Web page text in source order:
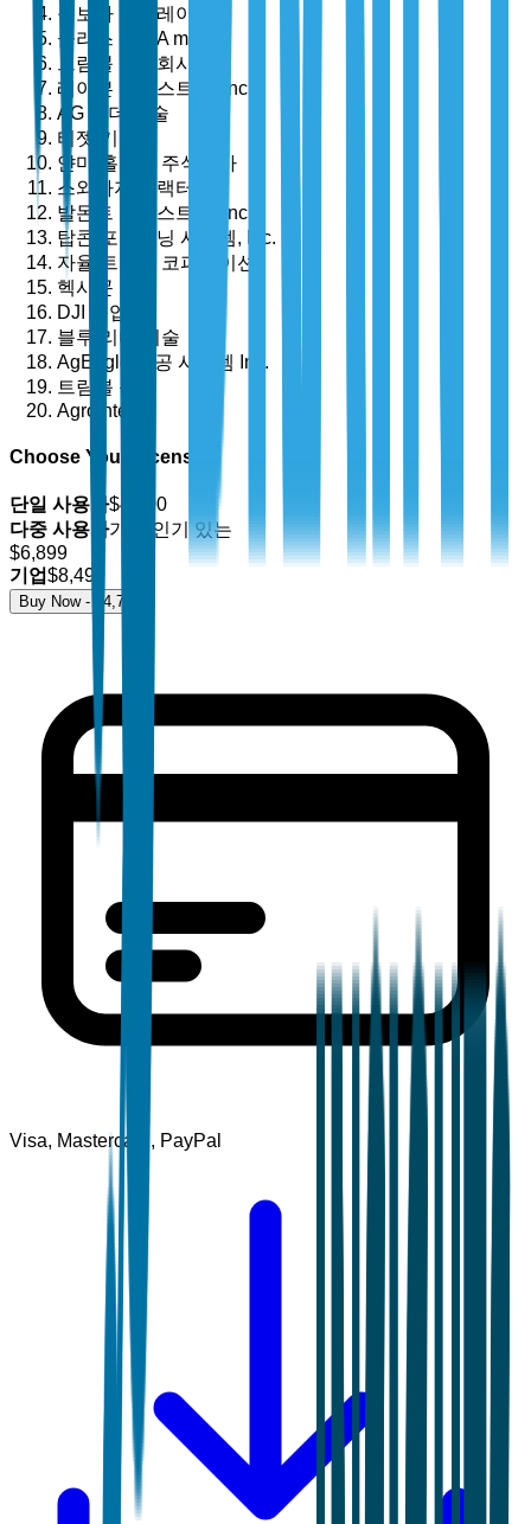
구보다 코퍼레이션
클라스 KGaA mbH
트림블 주식회사
레이븐 인더스트리, Inc.
AG 리더 기술
티젯 기술
얀마 홀딩스 주식회사
스와라지 트랙터
발몬트 인더스트리, Inc.
탑콘 포지셔닝 시스템, Inc.
자율 트랙터 코퍼레이션
헥사곤 농업
DJI 농업
블루 리버 기술
AgEagle 항공 시스템 Inc.
트림블 농업
Agrointelli
Choose Your License
단일 사용자$4,700
다중 사용자가장 인기 있는
$6,899
기업$8,499
Buy Now - $ 4,700
Visa, Mastercard, PayPal